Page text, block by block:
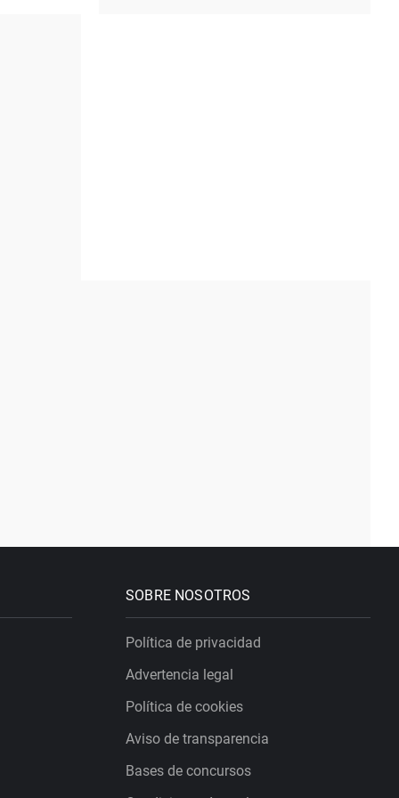
SOBRE NOSOTROS
Política de privacidad
Advertencia legal
Política de cookies
Aviso de transparencia
Bases de concursos